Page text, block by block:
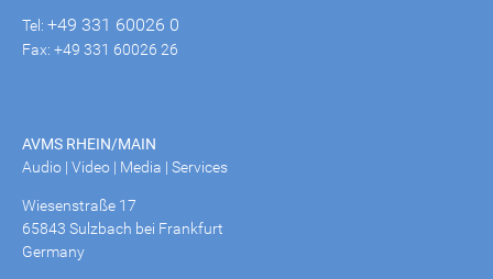
Tel: +49 331 60026 0
Fax: +49 331 60026 26
AVMS RHEIN/MAIN
Audio | Video | Media | Services
Wiesenstraße 17
65843 Sulzbach bei Frankfurt
Germany